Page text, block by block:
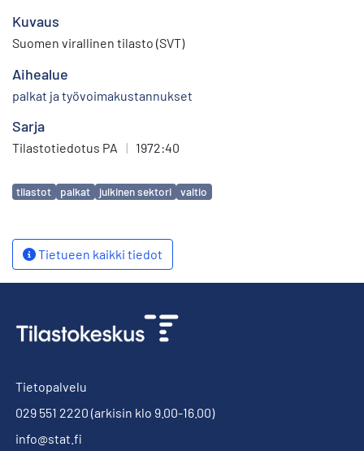
Kuvaus
Suomen virallinen tilasto (SVT)
Aihealue
palkat ja työvoimakustannukset
Sarja
Tilastotiedotus PA | 1972:40
Avainsanat
tilastot palkat julkinen sektori valtio
Tietueen kaikki tiedot
Tietopalvelu
029 551 2220 (arkisin klo 9.00-16.00)
info@stat.fi